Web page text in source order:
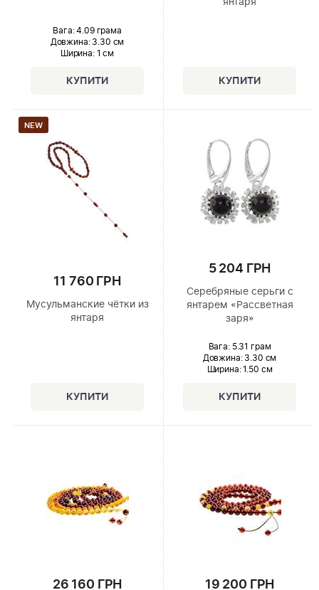
Вага: 4.09 грама
Довжина:3.30 см
Ширина: 1 см
NEW
11 760 ГРН
Мусульманские чётки из
янтаря
5 204 ГРН
Серебряные серьги с
янтарем «Рассветная
заря»
Вага: 5.31 грам
Довжина:3.30 см
Ширина: 1.50 см
26 160 ГРН 19 200 ГРН